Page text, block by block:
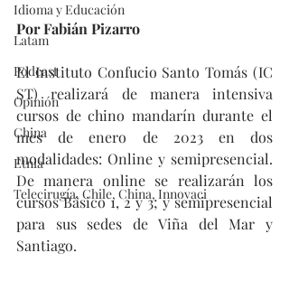
Idioma y Educación
Latam
Podcast
Opinión
China
Etnia
Telecirugía, Chile, China, Innovaci
Por Fabián Pizarro
El Instituto Confucio Santo Tomás (IC
ST) realizará de manera intensiva
cursos de chino mandarín durante el
mes de enero de 2023 en dos
modalidades: Online y semipresencial.
De manera online se realizarán los
cursos Básico 1, 2 y 3; y semipresencial
para sus sedes de Viña del Mar y
Santiago.